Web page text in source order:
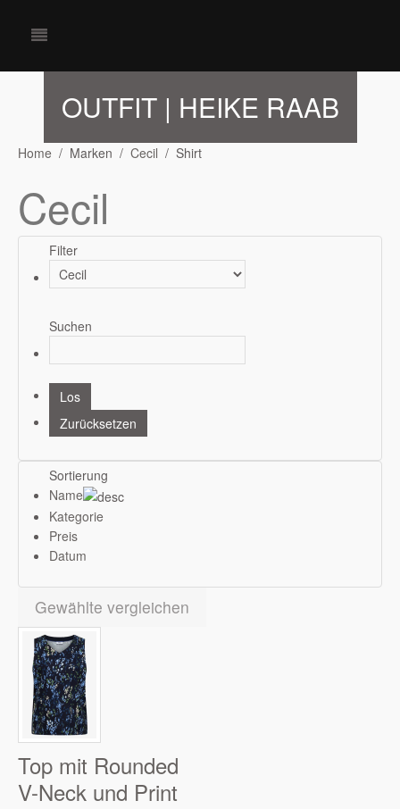
OUTFIT | HEIKE RAAB
Home Marken Cecil Shirt
Cecil
Filter
Suchen
Sortierung
Name
Kategorie
Preis
Datum
Gewählte vergleichen
Top mit Rounded
V-Neck und Print